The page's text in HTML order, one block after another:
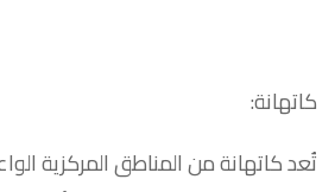
كاتهانة:
تُعد كاتهانة من المناطق المركزية